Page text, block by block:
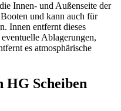
Innen- und Außenseite der
und kann auch für
Innen entfernt dieses
Ablagerungen,
es atmosphärische
HG Scheiben